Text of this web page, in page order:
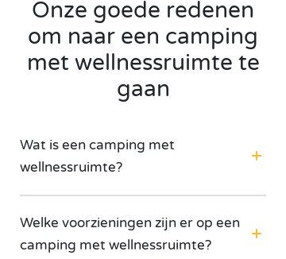
Onze goede redenen
om naar een camping
met wellnessruimte te
gaan
Wat is een camping met
wellnessruimte?
Welke voorzieningen zijn er op een
camping met wellnessruimte?